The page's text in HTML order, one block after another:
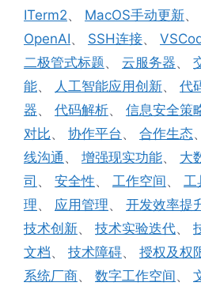
ITerm2、 MacOS手动更新、
OpenAI、 SSH连接、
二极管式标题、 云服务器、
能、 人工智能应用创新、 代
器、 代码解析、 信息安全策
对比、 协作平台 、 合作生态
线沟通 、 增强现实功能、 大
司 、 安全性、 工作空间、 工
理、 应用管理、 开发效率提
技术创新、 技术实验迭代、
文档、 技术障碍、 授权及权
系统厂商、 数字工作空间、